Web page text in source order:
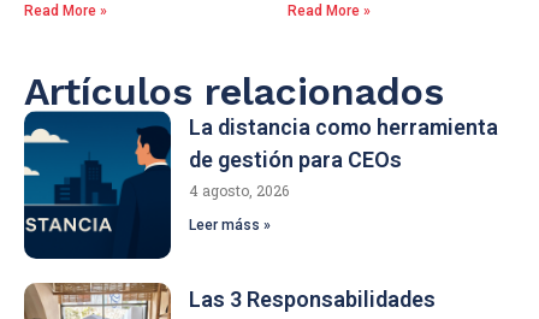
Read More » Read More »
Artículos relacionados
La distancia como herramienta
de gestión para CEOs
4 agosto, 2026
Leer máss »
Las 3 Responsabilidades